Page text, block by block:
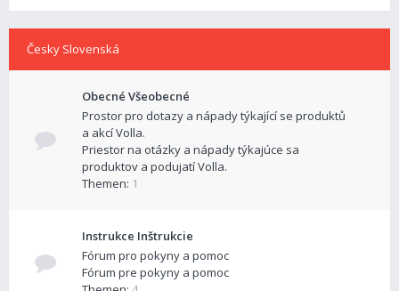
Česky Slovenská
Obecné Všeobecné
Prostor pro dotazy a nápady týkající se produktů
a akcí Volla.
Priestor na otázky a nápady týkajúce sa
produktov a podujatí Volla.
Themen: 1
Instrukce Inštrukcie
Fórum pro pokyny a pomoc
Fórum pre pokyny a pomoc